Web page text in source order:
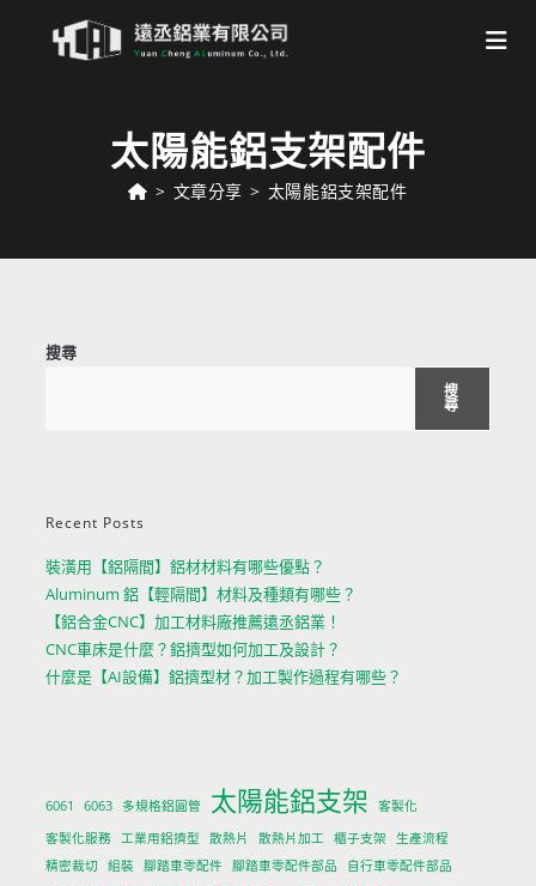
太陽能鋁支架配件
> 文章分享 > 太陽能鋁支架配件
搜尋
搜
尋
Recent Posts
裝潢用【鋁隔間】鋁材材料有哪些優點？
Aluminum 鋁【輕隔間】材料及種類有哪些？
【鋁合金CNC】加工材料廠推薦遠丞鋁業！
CNC車床是什麼？鋁擠型如何加工及設計？
什麼是【AI設備】鋁擠型材？加工製作過程有哪些？
6061 6063 多規格鋁圓管 太陽能鋁支架
客製化
客製化服務
工業用鋁擠型 散熱片 散熱片加工 櫃子支架
生產流程
精密裁切
組裝 腳踏車零配件 腳踏車零配件部品
自行車零配件部品